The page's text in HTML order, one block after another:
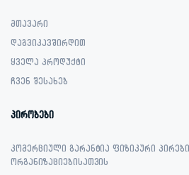
მთავარი
დაგვიკავშირდით
ყველა პროდუქტი
ჩვენ შესახებ
პირობები
კომერციული გარანტია ფიზიკური
ორგანიზაციებისათვის